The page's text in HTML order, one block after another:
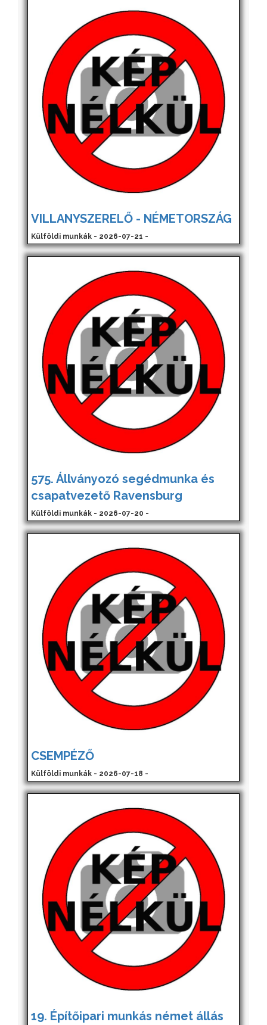
VILLANYSZERELŐ - NÉMETORSZÁG
Külföldi munkák - 2026-07-21 -
575. Állványozó segédmunka és
csapatvezető Ravensburg
Külföldi munkák - 2026-07-20 -
CSEMPÉZŐ
Külföldi munkák - 2026-07-18 -
19. Építőipari munkás német állás